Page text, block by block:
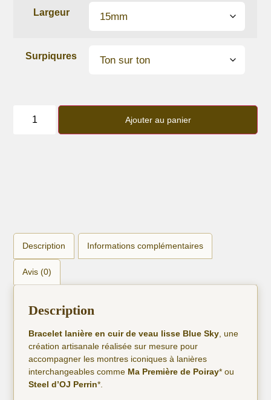
Largeur
Surpiqures
Bracelet
Ajouter au panier
Description Informations complémentaires
Avis (0)
Description
Bracelet lanière en cuir de veau lisse Blue Sky , une
création artisanale réalisée sur mesure pour
accompagner les montres iconiques à lanières
interchangeables comme Ma Première de Poiray* ou
Steel d’OJ Perrin*.